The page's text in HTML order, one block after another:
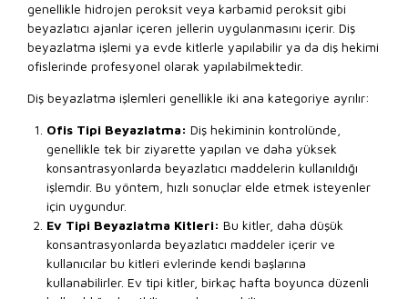
genellikle hidrojen peroksit veya karbamid peroksit gibi
beyazlatıcı ajanlar içeren jellerin uygulanmasını içerir. Diş
beyazlatma işlemi ya evde kitlerle yapılabilir ya da diş hekimi
ofislerinde profesyonel olarak yapılabilmektedir.
Diş beyazlatma işlemleri genellikle iki ana kategoriye ayrılır:
Ofis Tipi Beyazlatma: Diş hekiminin kontrolünde,
genellikle tek bir ziyarette yapılan ve daha yüksek
konsantrasyonlarda beyazlatıcı maddelerin kullanıldığı
işlemdir. Bu yöntem, hızlı sonuçlar elde etmek isteyenler
için uygundur.
Ev Tipi Beyazlatma Kitleri: Bu kitler, daha düşük
konsantrasyonlarda beyazlatıcı maddeler içerir ve
kullanıcılar bu kitleri evlerinde kendi başlarına
kullanabilirler. Ev tipi kitler, birkaç hafta boyunca düzenli